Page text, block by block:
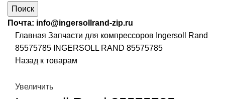
Поиск
Почта: info@ingersollrand-zip.ru
Главная Запчасти для компрессоров Ingersoll Rand
85575785 INGERSOLL RAND 85575785
Назад к товарам
Увеличить